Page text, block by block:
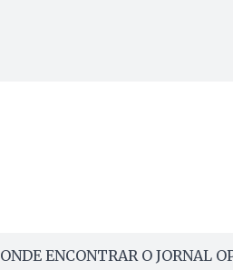
ONDE ENCONTRAR O JORNAL